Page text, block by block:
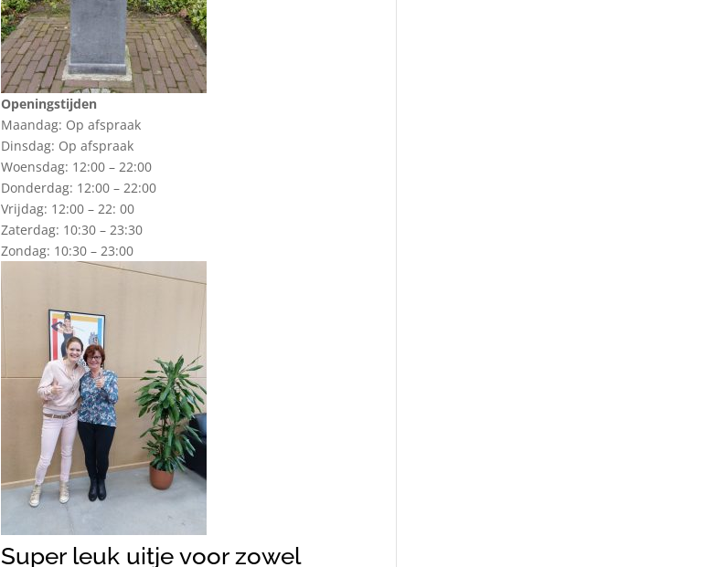
Openingstijden
Maandag: Op afspraak
Dinsdag: Op afspraak
Woensdag: 12:00 – 22:00
Donderdag: 12:00 – 22:00
Vrijdag: 12:00 – 22: 00
Zaterdag: 10:30 – 23:30
Zondag: 10:30 – 23:00
Super leuk uitje voor zowel